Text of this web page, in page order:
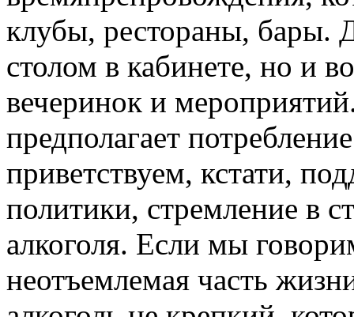
клубы, рестораны, бары.
столом в кабинете, но и
вечеринок и
предполагает
приветствуем, кстати,
политики, стремление в
алкоголя. Если мы
неотъемлемая часть